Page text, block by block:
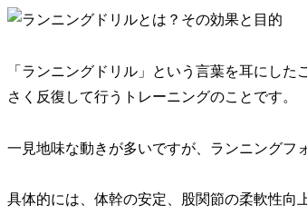
「ランニングドリル」という言葉を耳にした
さく反復して行うトレーニングのことです。
一見地味な動きが多いですが、ランニングフ
具体的には、 体幹の安定、股関節の柔軟性向